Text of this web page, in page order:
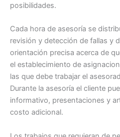
posibilidades.
Cada hora de asesoría se
revisión y detección de fallas y
orientación precisa acerca de
el establecimiento de
las que debe trabajar el
Durante la asesoría el cliente
informativo, presentaciones y
costo adicional.